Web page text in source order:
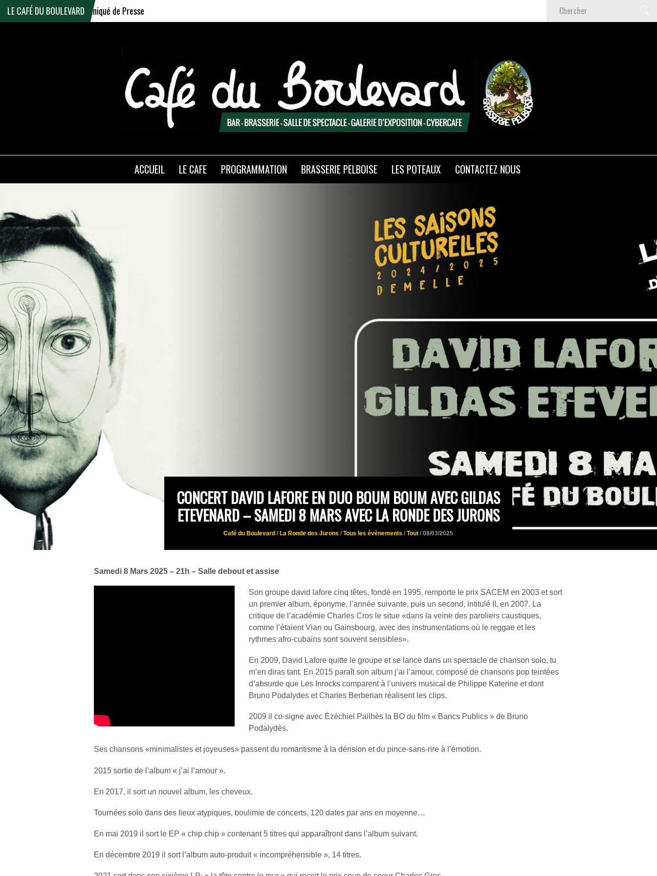
LE CAFÉ DU BOULEVARD
Communiqué de Presse
ACCUEIL LE CAFE PROGRAMMATION BRASSERIE PELBOISE LES POTEAUX CONTACTEZ NOUS
CONCERT DAVID LAFORE EN DUO BOUM BOUM AVEC GILDAS
ETEVENARD – SAMEDI 8 MARS AVEC LA RONDE DES JURONS
Café du Boulevard / La Ronde des Jurons / Tous les évènements / Tout / 08/03/2025
Samedi 8 Mars 2025 – 21h – Salle debout et assise
Son groupe david lafore cinq têtes, fondé en 1995, remporte le prix SACEM en 2003 et sort
un premier album, éponyme, l’année suivante, puis un second, intitulé II, en 2007. La
critique de l’académie Charles Cros le situe «dans la veine des paroliers caustiques,
comme l’étaient Vian ou Gainsbourg, avec des instrumentations où le reggae et les
rythmes afro-cubains sont souvent sensibles».
En 2009, David Lafore quitte le groupe et se lance dans un spectacle de chanson solo, tu
m’en diras tant. En 2015 paraît son album j’ai l’amour, composé de chansons pop teintées
d’absurde que Les Inrocks comparent à l’univers musical de Philippe Katerine et dont
Bruno Podalydes et Charles Berberian réalisent les clips.
2009 il co-signe avec Ézéchiel Pailhès la BO du film « Bancs Publics » de Bruno
Podalydès.
Ses chansons «minimalistes et joyeuses» passent du romantisme à la dérision et du pince-sans-rire à l’émotion.
2015 sortie de l’album « j’ai l’amour ».
En 2017, il sort un nouvel album, les cheveux.
Tournées solo dans des lieux atypiques, boulimie de concerts, 120 dates par ans en moyenne…
En mai 2019 il sort le EP « chip chip » contenant 5 titres qui apparaîtront dans l’album suivant.
En décembre 2019 il sort l’album auto-produit « incompréhensible », 14 titres.